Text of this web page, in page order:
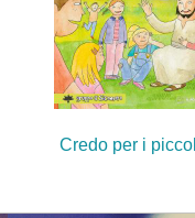
Credo per i